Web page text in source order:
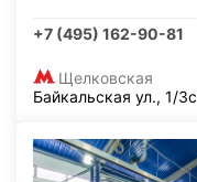
+7 (495) 162-90-81
Щелковская
Байкальская ул., 1/